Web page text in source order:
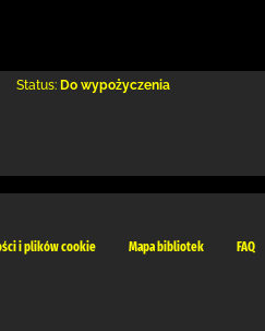
Status: Do wypożyczenia
i plików cookie Mapa bibliotek FAQ